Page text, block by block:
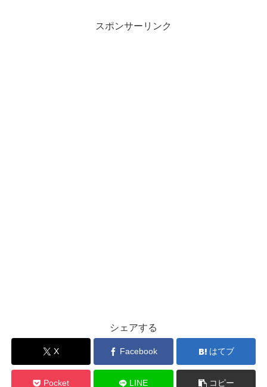
スポンサーリンク
シェアする
X Facebook はてブ
Pocket LINE コピー